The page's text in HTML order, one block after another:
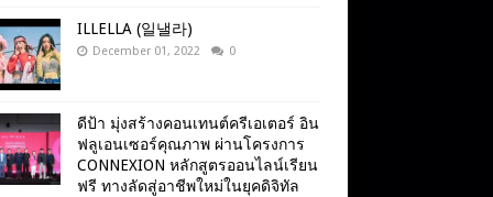
ILLELLA (일낼라)
December 01, 2022 0
ดีป้า มุ่งสร้างคอนเทนต์ครีเอเตอร์ อิน
ฟลูเอนเซอร์คุณภาพ ผ่านโครงการ
CONNEXION หลักสูตรออนไลน์เรียน
ฟรี ทางลัดสู่อาชีพใหม่ในยุคดิจิทัล